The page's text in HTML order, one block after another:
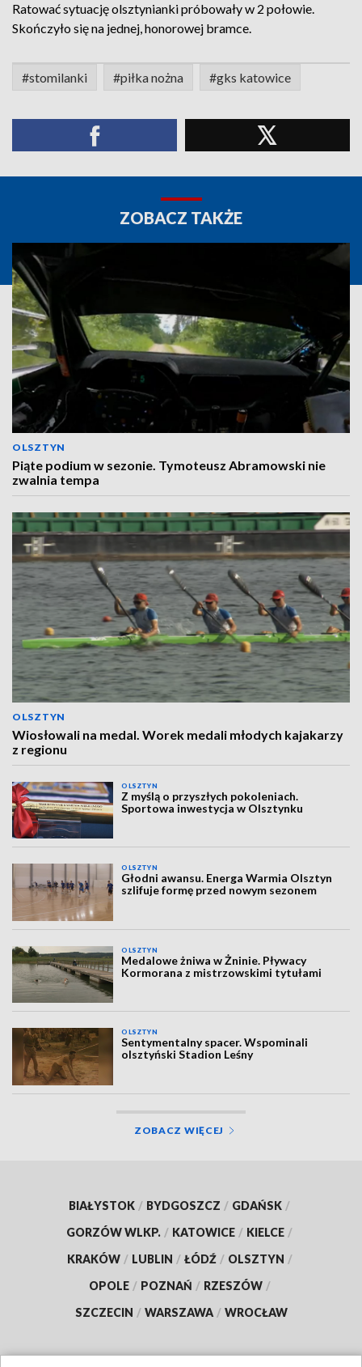
Ratować sytuację olsztynianki próbowały w 2 połowie.
Skończyło się na jednej, honorowej bramce.
#stomilanki #piłka nożna #gks katowice
ZOBACZ TAKŻE
OLSZTYN
Piąte podium w sezonie. Tymoteusz Abramowski nie
zwalnia tempa
OLSZTYN
Wiosłowali na medal. Worek medali młodych kajakarzy
z regionu
OLSZTYN
Z myślą o przyszłych pokoleniach.
Sportowa inwestycja w Olsztynku
OLSZTYN
Głodni awansu. Energa Warmia Olsztyn
szlifuje formę przed nowym sezonem
OLSZTYN
Medalowe żniwa w Żninie. Pływacy
Kormorana z mistrzowskimi tytułami
OLSZTYN
Sentymentalny spacer. Wspominali
olsztyński Stadion Leśny
ZOBACZ WIĘCEJ
BIAŁYSTOK / BYDGOSZCZ / GDAŃSK /
GORZÓW WLKP. / KATOWICE / KIELCE /
KRAKÓW / LUBLIN / ŁÓDŹ / OLSZTYN /
OPOLE / POZNAŃ / RZESZÓW /
SZCZECIN / WARSZAWA / WROCŁAW